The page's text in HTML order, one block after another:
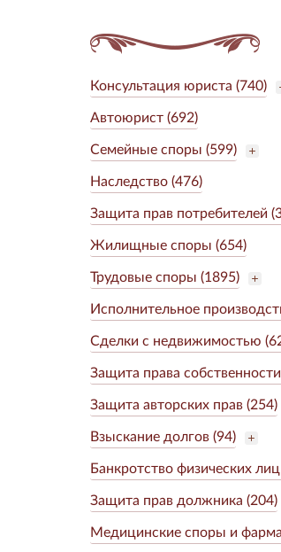
Консультация юриста (740)
Автоюрист (692)
Семейные споры (599)
Наследство (476)
Защита прав потребителей
Жилищные споры (654)
Трудовые споры (1895)
Исполнительное
Сделки с недвижимостью
Защита права
Защита авторских прав (254)
Взыскание долгов (94)
Банкротство физических
Защита прав должника (204)
Медицинские споры и